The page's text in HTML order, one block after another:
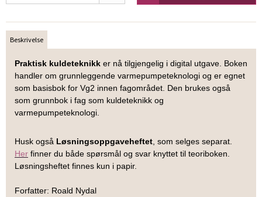
Beskrivelse
Praktisk kuldeteknikk er nå tilgjengelig i digital utgave. Boken
handler om grunnleggende varmepumpeteknologi og er egnet
som basisbok for Vg2 innen fagområdet. Den brukes også
som grunnbok i fag som kuldeteknikk og
varmepumpeteknologi.
Husk også Løsningsoppgaveheftet , som selges separat.
Her finner du både spørsmål og svar knyttet til teoriboken.
Løsningsheftet finnes kun i papir.
Forfatter: Roald Nydal